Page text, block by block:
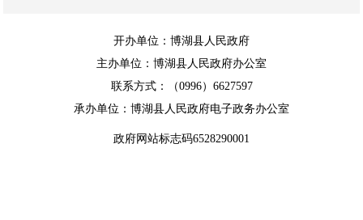
开办单位：博湖县人民政府
主办单位：博湖县人民政府办公室
联系方式：（0996）6627597
承办单位：博湖县人民政府电子政务办公室
政府网站标志码6528290001